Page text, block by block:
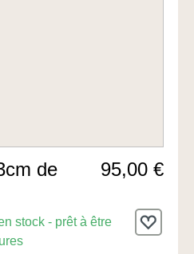
de
95,00 €
stock - prêt à être